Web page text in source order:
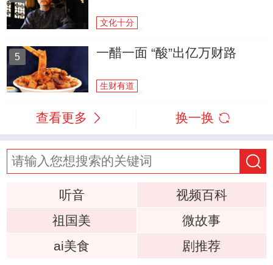
文化十分
5 一醋一面 “酸”出亿万财路
生财有道
查看更多 换一换
听音
视频百科
祖国美
微故事
ai美食
剧推荐